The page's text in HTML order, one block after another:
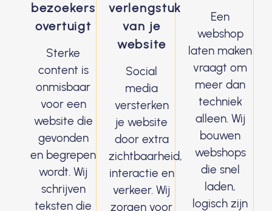
bezoekers
overtuigt
Sterke
content is
onmisbaar
voor een
website die
gevonden
en begrepen
wordt. Wij
schrijven
teksten die
verlengstuk
van je
website
Social
media
versterken
je website
door extra
zichtbaarheid,
interactie en
verkeer. Wij
zorgen voor
Een
webshop
laten maken
vraagt om
meer dan
techniek
alleen. Wij
bouwen
webshops
die snel
laden,
logisch zijn